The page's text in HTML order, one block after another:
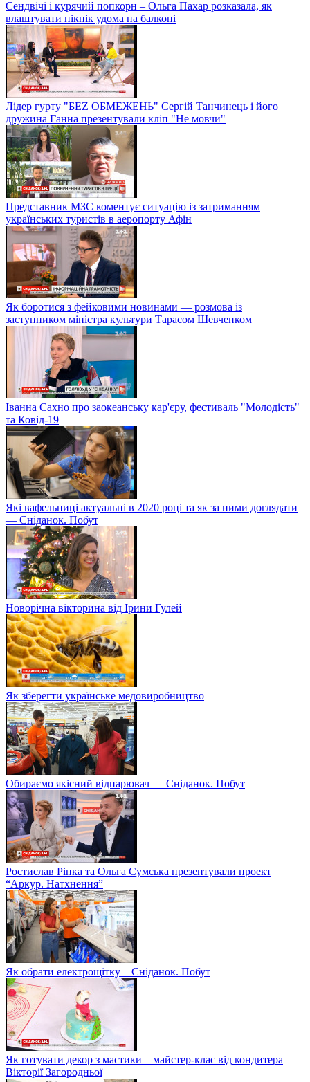
Сендвічі і курячий попкорн – Ольга Пахар розказала, як
влаштувати пікнік удома на балконі
Лідер гурту "БЕZ ОБМЕЖЕНЬ" Сергій Танчинець і його
дружина Ганна презентували кліп "Не мовчи"
Представник МЗС коментує ситуацію із затриманням
українських туристів в аеропорту Афін
Як боротися з фейковими новинами — розмова із
заступником міністра культури Тарасом Шевченком
Іванна Сахно про заокеанську кар'єру, фестиваль "Молодість"
та Ковід-19
Які вафельниці актуальні в 2020 році та як за ними доглядати
— Сніданок. Побут
Новорічна вікторина від Ірини Гулей
Як зберегти українське медовиробництво
Обираємо якісний відпарювач — Сніданок. Побут
Ростислав Ріпка та Ольга Сумська презентували проект
“Аркур. Натхнення”
Як обрати електрощітку – Сніданок. Побут
Як готувати декор з мастики – майстер-клас від кондитера
Вікторії Загородньої